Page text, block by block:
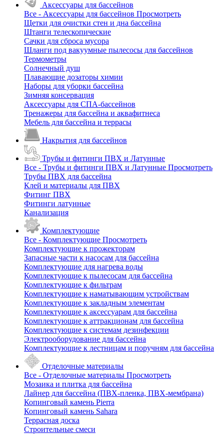
Аксессуары для бассейнов
Все - Аксессуары для бассейнов Просмотреть
Щетки для очистки стен и дна бассейна
Штанги телескопические
Сачки для сброса мусора
Шланги под вакуумные пылесосы для бассейнов
Термометры
Солнечный душ
Плавающие дозаторы химии
Наборы для уборки бассейна
Зимняя консервация
Аксессуары для СПА-бассейнов
Тренажеры для бассейна и аквафитнеса
Мебель для бассейна и террасы
Накрытия для бассейнов
Трубы и фитинги ПВХ и Латунные
Все - Трубы и фитинги ПВХ и Латунные Просмотреть
Трубы ПВХ для бассейна
Клей и материалы для ПВХ
Фитинг ПВХ
Фитинги латунные
Канализация
Комплектующие
Все - Комплектующие Просмотреть
Комплектующие к прожекторам
Запасные части к насосам для бассейна
Комплектующие для нагрева воды
Комплектующие к пылесосам для бассейна
Комплектующие к фильтрам
Комплектующие к наматывающим устройствам
Комплектующие к закладным элементам
Комплектующие к аксессуарам для бассейна
Комплектующие к аттракционам для бассейна
Комплектующие к системам дезинфекции
Электрооборудование для бассейна
Комплектующие к лестницам и поручням для бассейна
Отделочные материалы
Все - Отделочные материалы Просмотреть
Мозаика и плитка для бассейна
Лайнер для бассейна (ПВХ-пленка, ПВХ-мембрана)
Копинговый камень Pierra
Копинговый камень Sahara
Террасная доска
Строительные смеси